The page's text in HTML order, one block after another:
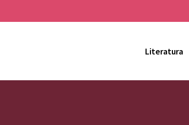
Literatura